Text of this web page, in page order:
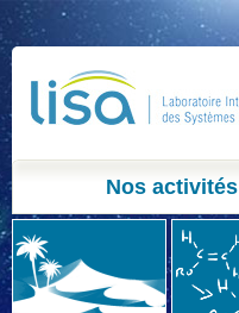
Nos activités